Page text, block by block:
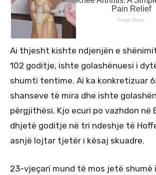
Ai thjesht kishte ndjenjën e
102 goditje, ishte golashënuesi i
shumti tentime. Ai ka konkretizuar
shanseve të mira dhe ishte
përgjithësi. Kjo ecuri po vazhdon në
dhjetë goditje në tri ndeshje të
asnjë lojtar tjetër i kësaj skuadre.
23-vjeçari mund të mos jetë shumë